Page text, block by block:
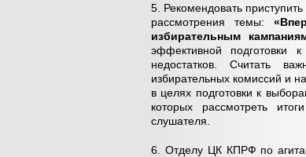
5. Рекомендовать
рассмотрения темы:
избирательным
эффективной
недостатков. Считать
избирательных комиссий и
в целях подготовки к
которых рассмотреть
слушателя.
6. Отделу ЦК КПРФ по